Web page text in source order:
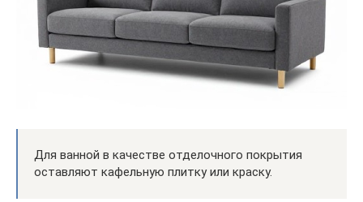
Для ванной в качестве отделочного покрытия
оставляют кафельную плитку или краску.